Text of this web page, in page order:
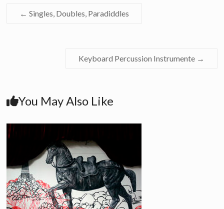
← Singles, Doubles, Paradiddles
Keyboard Percussion Instrumente →
You May Also Like